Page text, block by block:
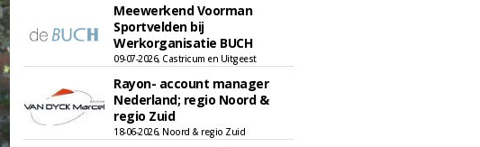
Meewerkend Voorman
Sportvelden bij
Werkorganisatie BUCH
09-07-2026, Castricum en Uitgeest
Rayon- account manager
Nederland; regio Noord &
regio Zuid
18-06-2026, Noord & regio Zuid